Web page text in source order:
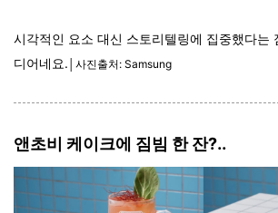
시각적인 요소 대신 스토리텔링에 집중했다는
디어네요. │사진출처: Samsung
앤초비 케이크에 짐빔 한 잔?..